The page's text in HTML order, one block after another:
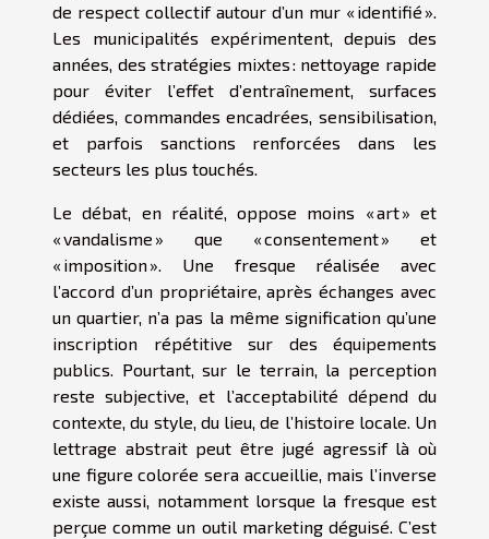
de respect collectif autour d’un mur « identifié ».
Les municipalités expérimentent, depuis des
années, des stratégies mixtes : nettoyage rapide
pour éviter l’effet d’entraînement, surfaces
dédiées, commandes encadrées, sensibilisation,
et parfois sanctions renforcées dans les
secteurs les plus touchés.
Le débat, en réalité, oppose moins « art » et
« vandalisme » que « consentement » et
« imposition ». Une fresque réalisée avec
l’accord d’un propriétaire, après échanges avec
un quartier, n’a pas la même signification qu’une
inscription répétitive sur des équipements
publics. Pourtant, sur le terrain, la perception
reste subjective, et l’acceptabilité dépend du
contexte, du style, du lieu, de l’histoire locale. Un
lettrage abstrait peut être jugé agressif là où
une figure colorée sera accueillie, mais l’inverse
existe aussi, notamment lorsque la fresque est
perçue comme un outil marketing déguisé. C’est